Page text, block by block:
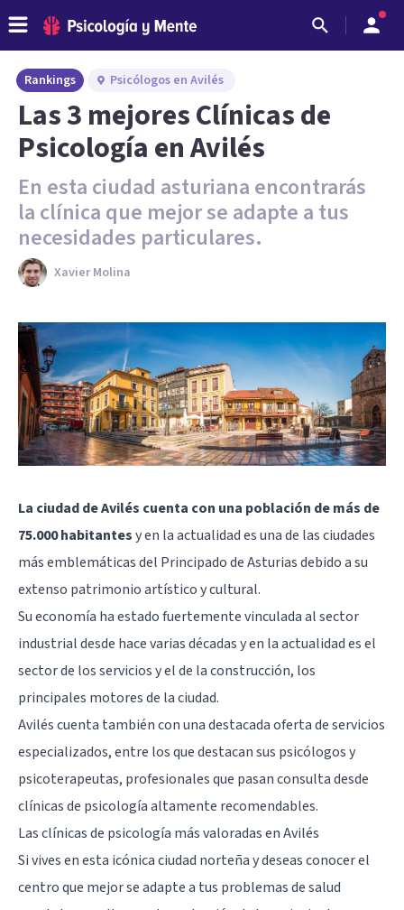
Rankings Psicólogos en Avilés
Las 3 mejores Clínicas de
Psicología en Avilés
En esta ciudad asturiana encontrarás
la clínica que mejor se adapte a tus
necesidades particulares.
Xavier Molina
La ciudad de Avilés cuenta con una población de más de
75.000 habitantesy en la actualidad es una de las ciudades
más emblemáticas del Principado de Asturias debido a su
extenso patrimonio artístico y cultural.
Su economía ha estado fuertemente vinculada al sector
industrial desde hace varias décadas y en la actualidad es el
sector de los servicios y el de la construcción, los
principales motores de la ciudad.
Avilés cuenta también con una destacada oferta de servicios
especializados, entre los que destacan sus psicólogos y
psicoterapeutas, profesionales que pasan consulta desde
clínicas de psicología altamente recomendables.
Las clínicas de psicología más valoradas en Avilés
Si vives en esta icónica ciudad norteña y deseas conocer el
centro que mejor se adapte a tus problemas de salud